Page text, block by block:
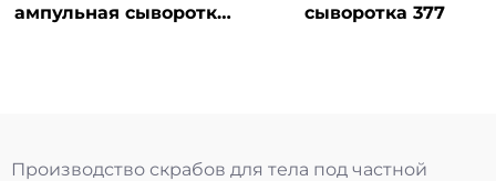
ампульная сыворотка
сыворотка 377
Производство скрабов для тела под частной